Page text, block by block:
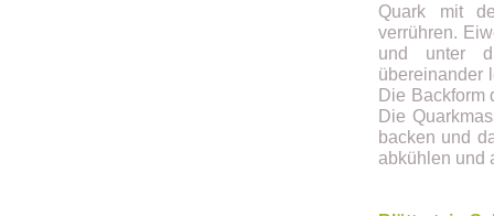
Quark mit
verrühren.
und unter
übereinander
Die Backform
Die
backen und
abkühlen und